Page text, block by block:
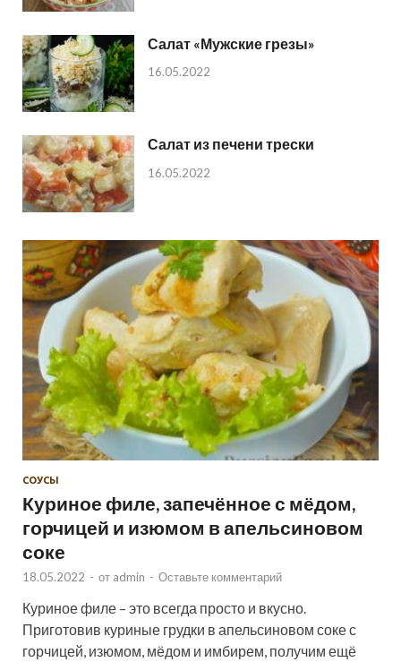
Салат «Мужские грезы»
16.05.2022
Салат из печени трески
16.05.2022
СОУСЫ
Куриное филе, запечённое с мёдом,
горчицей и изюмом в апельсиновом
соке
18.05.2022 - от admin - Оставьте комментарий
Куриное филе – это всегда просто и вкусно.
Приготовив куриные грудки в апельсиновом соке с
горчицей, изюмом, мёдом и имбирем, получим ещё